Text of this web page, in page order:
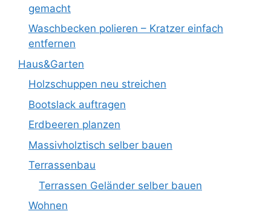
gemacht
Waschbecken polieren – Kratzer einfach
entfernen
Haus&Garten
Holzschuppen neu streichen
Bootslack auftragen
Erdbeeren planzen
Massivholztisch selber bauen
Terrassenbau
Terrassen Geländer selber bauen
Wohnen